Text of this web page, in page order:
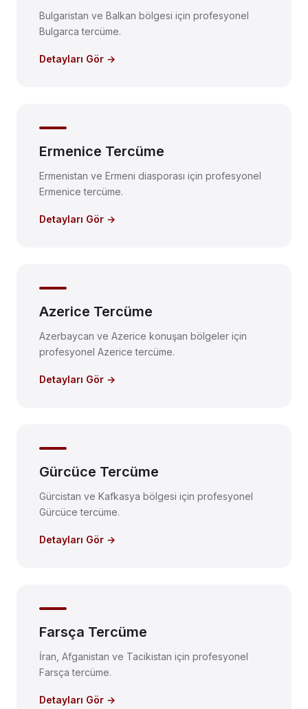
Bulgaristan ve Balkan bölgesi için profesyonel
Bulgarca tercüme.
Detayları Gör →
Ermenice Tercüme
Ermenistan ve Ermeni diasporası için profesyonel
Ermenice tercüme.
Detayları Gör →
Azerice Tercüme
Azerbaycan ve Azerice konuşan bölgeler için
profesyonel Azerice tercüme.
Detayları Gör →
Gürcüce Tercüme
Gürcistan ve Kafkasya bölgesi için profesyonel
Gürcüce tercüme.
Detayları Gör →
Farsça Tercüme
İran, Afganistan ve Tacikistan için profesyonel
Farsça tercüme.
Detayları Gör →